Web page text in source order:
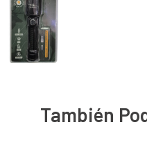
También